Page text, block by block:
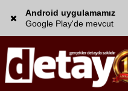
Android uygulamamız
Google Play'de mevcut